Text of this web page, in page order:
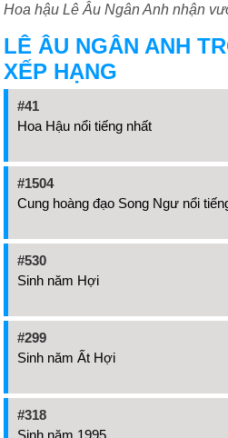
Hoa hậu Lê Âu Ngân Anh nhận
LÊ ÂU NGÂN ANH
XẾP HẠNG
#41
Hoa Hậu nổi tiếng nhất
#1504
Cung hoàng đạo Song Ngư nổi
#530
Sinh năm Hợi
#299
Sinh năm Ất Hợi
#318
Sinh năm 1995